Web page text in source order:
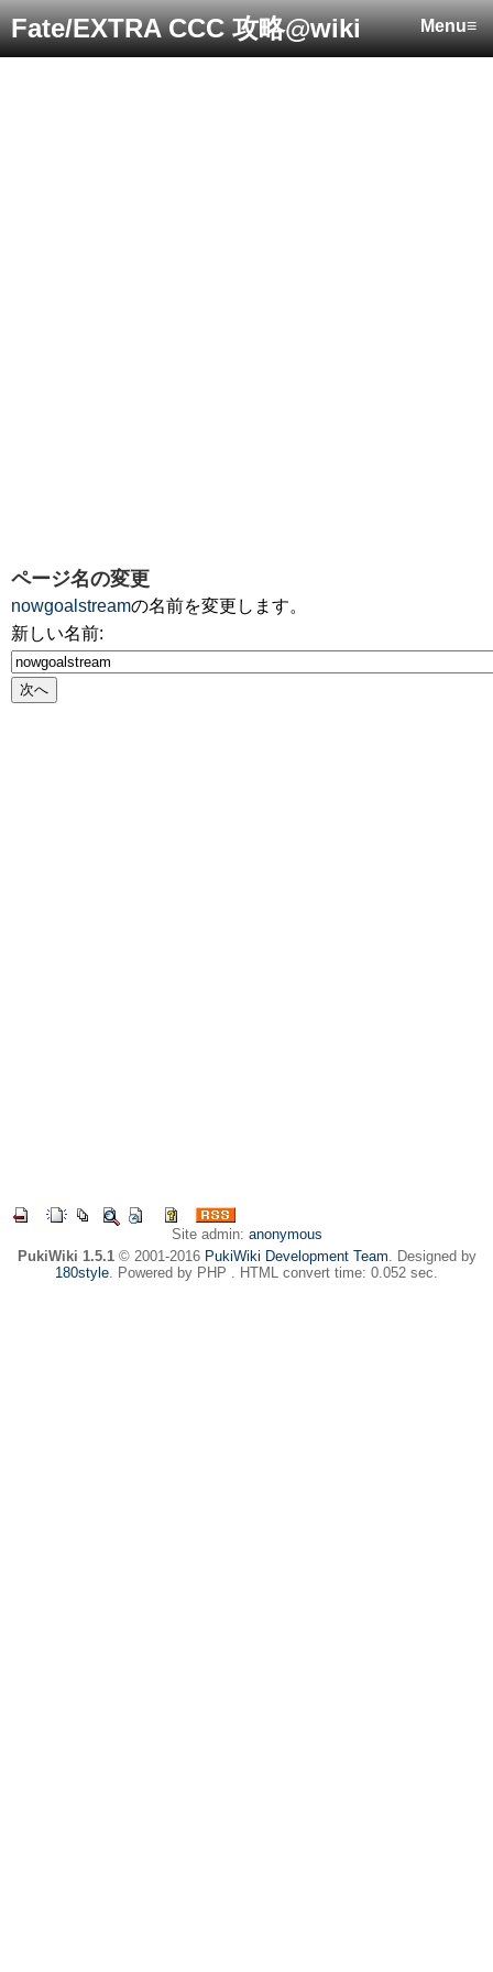
Menu≡
Fate/EXTRA CCC 攻略@wiki
ページ名の変更
nowgoalstreamの名前を変更します。
新しい名前:
Site admin: anonymous
PukiWiki 1.5.1© 2001-2016 PukiWiki Development Team. Designed by
180style. Powered by PHP . HTML convert time: 0.052 sec.